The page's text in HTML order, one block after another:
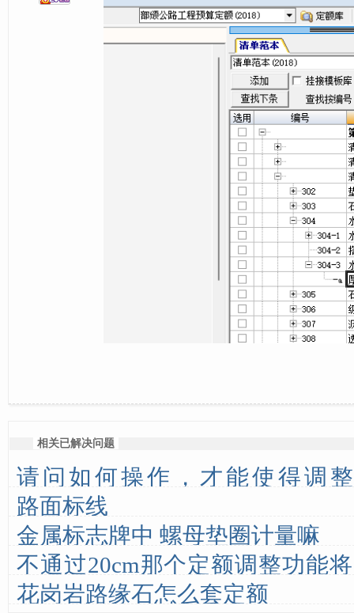
相关已解决问题
请问如何操作，才能使得调
×0.87”？软件里的调整状态编辑
路面标线
金属标志牌中 螺母垫圈计量嘛
不通过20cm那个定额调整功能
通过稳定土每增减1cm这个单独
花岗岩路缘石怎么套定额